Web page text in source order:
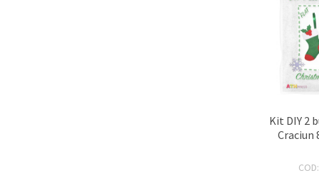
Kit DIY 2
Craciun
COD: